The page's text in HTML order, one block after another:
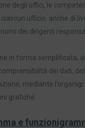
degli uffici, le
ufficio, anche di
dei dirigenti
in forma semplificata,
dei dati,
mediante
grafiche.
e